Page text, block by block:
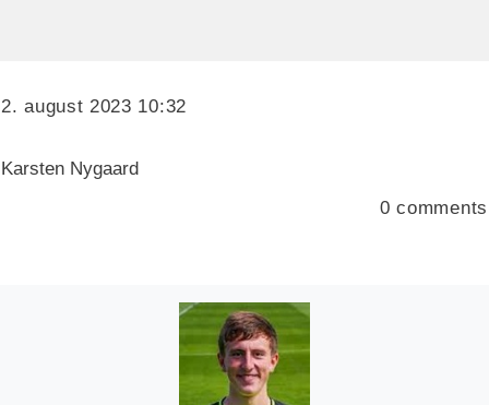
2. august 2023 10:32
Karsten Nygaard
0 comments